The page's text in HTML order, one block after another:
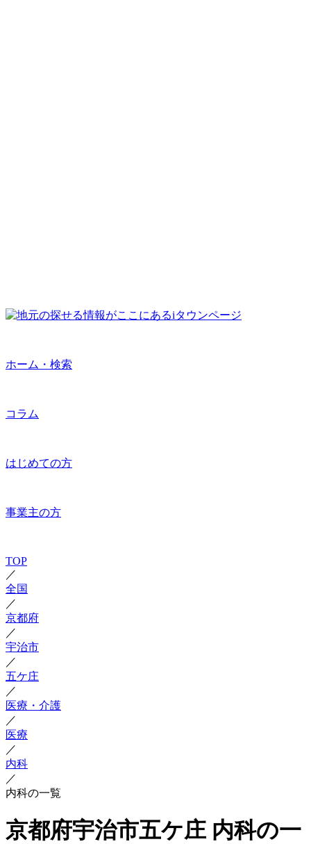
ホーム・検索
コラム
はじめての方
事業主の方
TOP
／
全国
／
京都府
／
宇治市
／
五ケ庄
／
医療・介護
／
医療
／
内科
／
内科の一覧
京都府宇治市五ケ庄 内科の一